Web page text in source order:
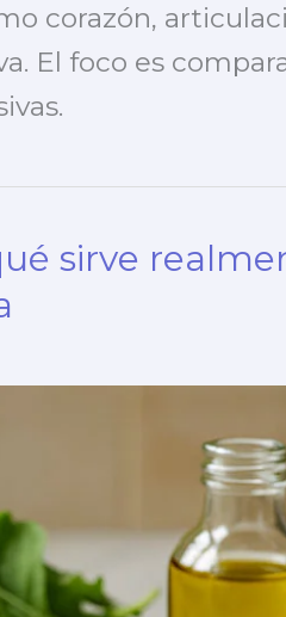
corazón,
El foco es
sirve